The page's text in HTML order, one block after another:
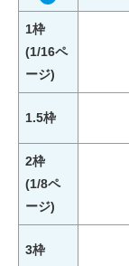
1枠
(1/16ペ
ージ)
1.5枠
2枠
(1/8ペ
ージ)
3枠